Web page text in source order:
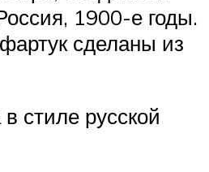
1900-е годы.
сделаны из
стиле русской